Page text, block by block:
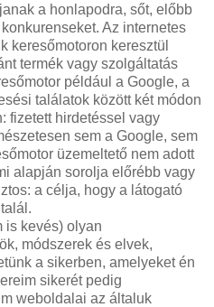
a honlapodra, sőt, előbb
Az internetes
keresőmotoron keresztül
termék vagy szolgáltatás
például a Google, a
találatok között két módon
fizetett hirdetéssel vagy
sem a Google, sem
üzemeltető nem adott
alapján sorolja előrébb vagy
a célja, hogy a látogató
is kevés) olyan
módszerek és elvek,
a sikerben, amelyeket én
sikerét pedig
weboldalai az általuk